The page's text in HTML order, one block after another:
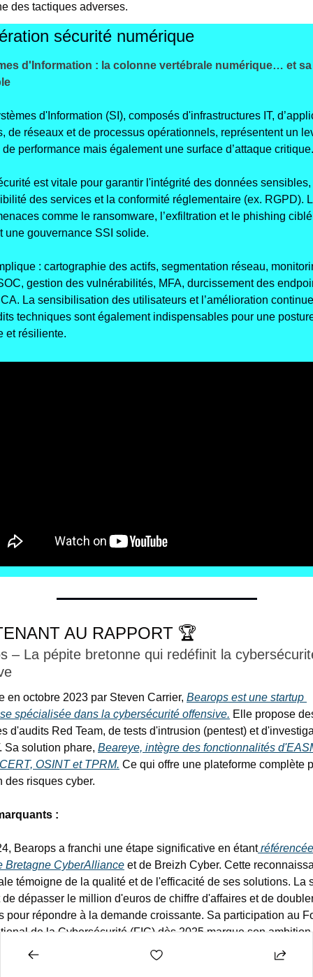
des tactiques adverses.
sécurité numérique
d'Information : la colonne vertébrale numérique… et
d'Information (SI), composés d'infrastructures IT,
de réseaux et de processus opérationnels, représentent un
de performance mais également une surface d’attaque
est vitale pour garantir l'intégrité des données sensibles,
des services et la conformité réglementaire (ex. RGPD).
comme le ransomware, l’exfiltration et le phishing ciblé
une gouvernance SSI solide.
: cartographie des actifs, segmentation réseau,
gestion des vulnérabilités, MFA, durcissement des
La sensibilisation des utilisateurs et l’amélioration
techniques sont également indispensables pour une
et résiliente.
AU RAPPORT 🏆
– La pépite bretonne qui redéfinit la
en octobre 2023 par Steven Carrier, Bearops est une startup
spécialisée dans la cybersécurité offensive. Elle propose
d'audits Red Team, de tests d'intrusion (pentest) et
Sa solution phare, Beareye, intègre des fonctionnalités
OSINT et TPRM. Ce qui offre une plateforme complète
des risques cyber.
:
Bearops a franchi une étape significative en étant
Bretagne CyberAlliance et de Breizh Cyber. Cette
témoigne de la qualité et de l'efficacité de ses solutions. La
de dépasser le million d'euros de chiffre d'affaires et de
pour répondre à la demande croissante. Sa participation au
de la Cybersécurité (FIC) dès 2025 marque son ambition
comme un acteur incontournable de la cybersécurité en